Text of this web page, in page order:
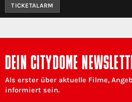
TICKETALARM
DEIN CITYDOME
Als erster über aktuelle Filme,
informiert sein.